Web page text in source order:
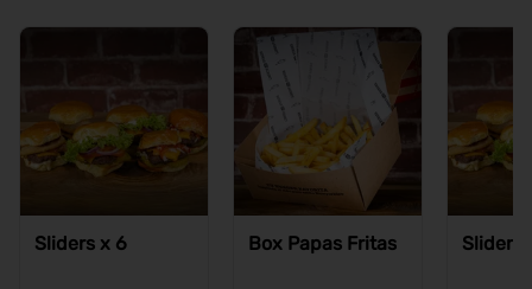
Sliders x 6 Box Papas Fritas Sliders